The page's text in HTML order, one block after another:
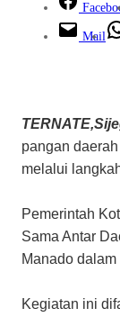
Mail
pangan
melalui
Pemerintah
Sama Antar
Manado
Kegiatan ini